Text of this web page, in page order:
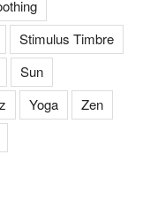
Stimulus Timbre
Sun
Yoga
Zen